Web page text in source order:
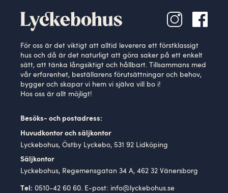
För oss är det viktigt att alltid leverera ett förstklassigt
hus och då är det naturligt att göra saker på ett enkelt
sätt, att tänka långsiktigt och hållbart. Tillsammans med
vår erfarenhet, beställarens förutsättningar och behov,
bygger och skapar vi hem vi själva vill bo i!
Hos oss är allt möjligt!
Besöks- och postadress:
Huvudkontor och säljkontor
Lyckebohus, Östby Lyckebo, 531 92 Lidköping
Säljkontor
Lyckebohus, Regemensgatan 34 A, 462 32 Vänersborg
Tel: 0510-42 60 60. E-post: info@lyckebohus.se